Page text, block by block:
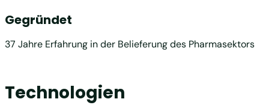
Gegründet
37 Jahre Erfahrung in der Belieferung des Pharmasektors
Technologien